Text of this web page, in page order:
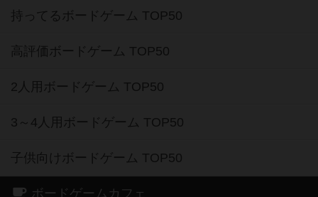
持ってるボードゲーム TOP50
高評価ボードゲーム TOP50
2人用ボードゲーム TOP50
3～4人用ボードゲーム TOP50
子供向けボードゲーム TOP50
ボードゲームカフェ